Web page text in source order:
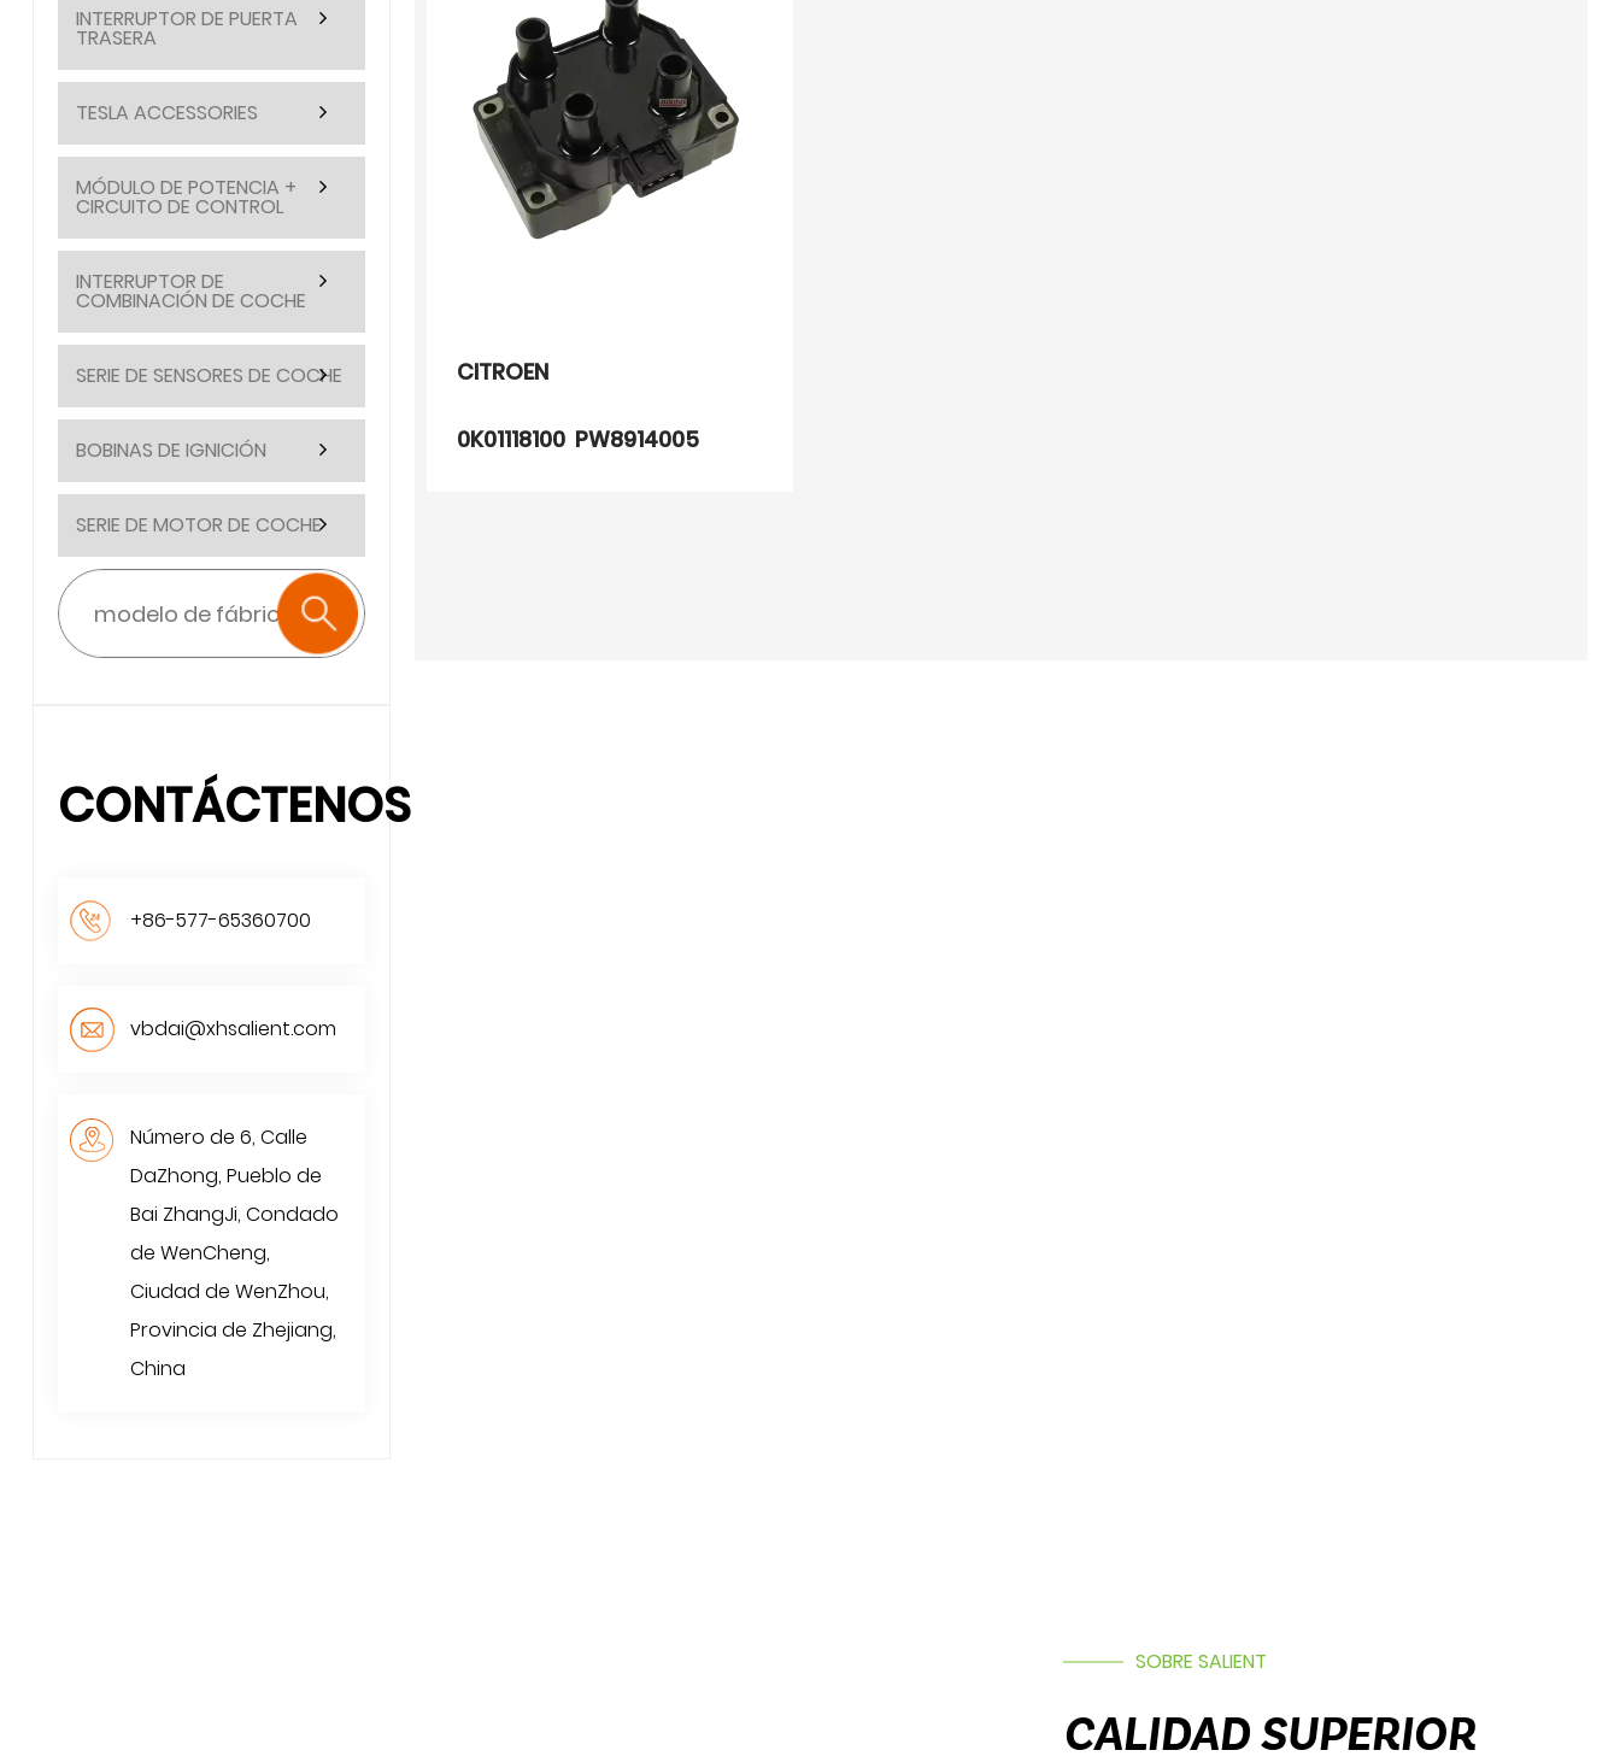
INTERRUPTOR DE PUERTA
TRASERA
TESLA ACCESSORIES
MÓDULO DE POTENCIA +
CIRCUITO DE CONTROL
INTERRUPTOR DE
COMBINACIÓN DE COCHE
SERIE DE SENSORES DE COCHE
BOBINAS DE IGNICIÓN
SERIE DE MOTOR DE COCHE
CONTÁCTENOS
+86-577-65360700
vbdai@xhsalient.com
Número de 6, Calle
DaZhong, Pueblo de
Bai ZhangJi, Condado
de WenCheng,
Ciudad de WenZhou,
Provincia de Zhejiang,
China
CITROEN
0K01118100 PW8914005
SOBRE SALIENT
CALIDAD SUPERIOR